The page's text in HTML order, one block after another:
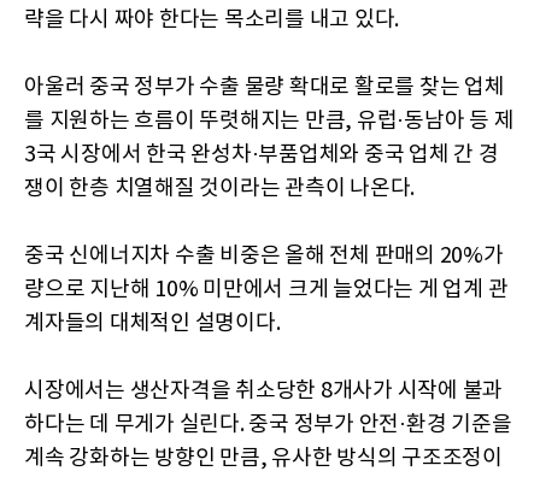
략을 다시 짜야 한다는 목소리를 내고 있다.
아울러 중국 정부가 수출 물량 확대로 활로를 찾는 업체
를 지원하는 흐름이 뚜렷해지는 만큼, 유럽·동남아 등 제
3국 시장에서 한국 완성차·부품업체와 중국 업체 간 경
쟁이 한층 치열해질 것이라는 관측이 나온다.
중국 신에너지차 수출 비중은 올해 전체 판매의 20%가
량으로 지난해 10% 미만에서 크게 늘었다는 게 업계 관
계자들의 대체적인 설명이다.
시장에서는 생산자격을 취소당한 8개사가 시작에 불과
하다는 데 무게가 실린다. 중국 정부가 안전·환경 기준을
계속 강화하는 방향인 만큼, 유사한 방식의 구조조정이